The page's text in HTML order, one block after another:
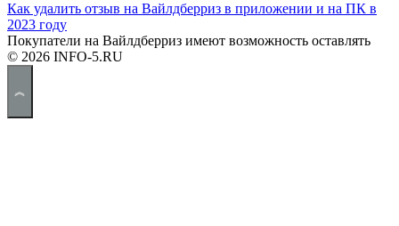
Как удалить отзыв на Вайлдберриз в приложении и на ПК в
2023 году
Покупатели на Вайлдберриз имеют возможность оставлять
© 2026 INFO-5.RU